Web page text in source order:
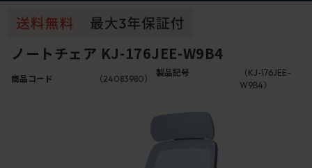
ノートチェア KJ-176JEE-W9B4
商品コード （24083980）
製品記号
（KJ-176JEE-
W9B4）